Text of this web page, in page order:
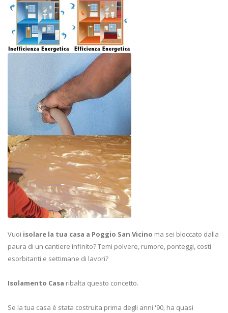
Vuoi isolare la tua casa a Poggio San Vicino ma sei bloccato dalla
paura di un cantiere infinito? Temi polvere, rumore, ponteggi, costi
esorbitanti e settimane di lavori?
Isolamento Casa ribalta questo concetto.
Se la tua casa è stata costruita prima degli anni '90, ha quasi